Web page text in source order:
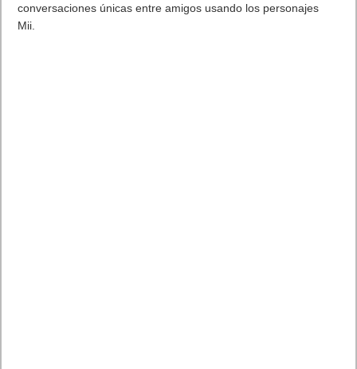
conversaciones únicas entre amigos usando los personajes
Mii.